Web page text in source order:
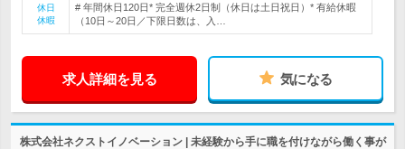
休日
休暇
# 年間休日120日* 完全週休2日制（休日は土日祝日）* 有給休暇
（10日～20日／下限日数は、入…
求人詳細を見る 気になる
株式会社ネクストイノベーション | 未経験から手に職を付けながら働く事が